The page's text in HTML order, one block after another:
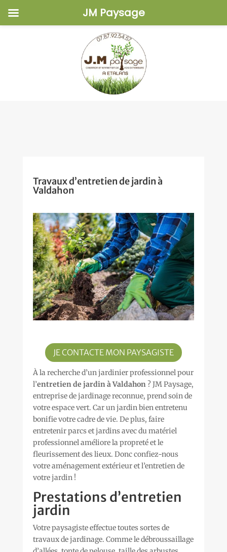
Travaux d’entretien de jardin à
Valdahon
JE CONTACTE MON PAYSAGISTE
À la recherche d’un jardinier professionnel pour
l’entretien de jardin à Valdahon? JM Paysage,
entreprise de jardinage reconnue, prend soin de
votre espace vert. Car un jardin bien entretenu
bonifie votre cadre de vie. De plus, faire
entretenir parcs et jardins avec du matériel
professionnel améliore la propreté et le
fleurissement des lieux. Donc confiez-nous
votre aménagement extérieur et l’entretien de
votre jardin !
Prestations d’entretien
jardin
Votre paysagiste effectue toutes sortes de
travaux de jardinage. Comme le débroussaillage
JM Paysage